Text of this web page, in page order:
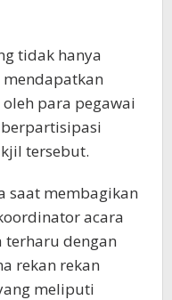
tidak hanya
para pegawai
berpartisipasi
tersebut.
saat membagikan
acara
terharu dengan
rekan rekan
meliputi